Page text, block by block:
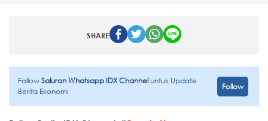
SHARE
FollowSaluran Whatsapp IDX Channeluntuk Update
Berita Ekonomi
Follow